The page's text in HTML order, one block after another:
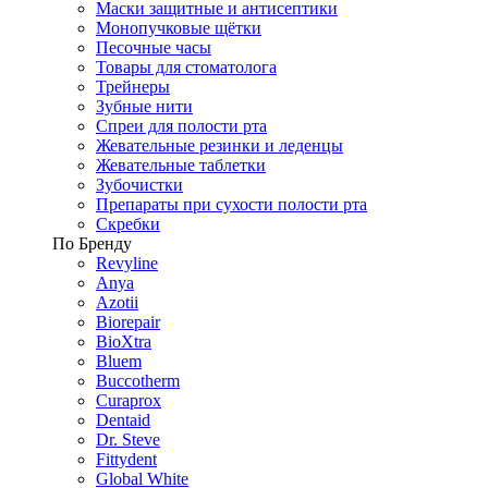
Маски защитные и антисептики
Монопучковые щётки
Песочные часы
Товары для стоматолога
Трейнеры
Зубные нити
Спреи для полости рта
Жевательные резинки и леденцы
Жевательные таблетки
Зубочистки
Препараты при сухости полости рта
Скребки
По Бренду
Revyline
Anya
Azotii
Biorepair
BioXtra
Bluem
Buccotherm
Curaprox
Dentaid
Dr. Steve
Fittydent
Global White